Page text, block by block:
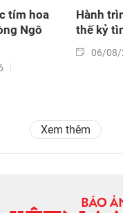
tím hoa
Ngô
Hành
thế kỷ
06/08/
Xem thêm